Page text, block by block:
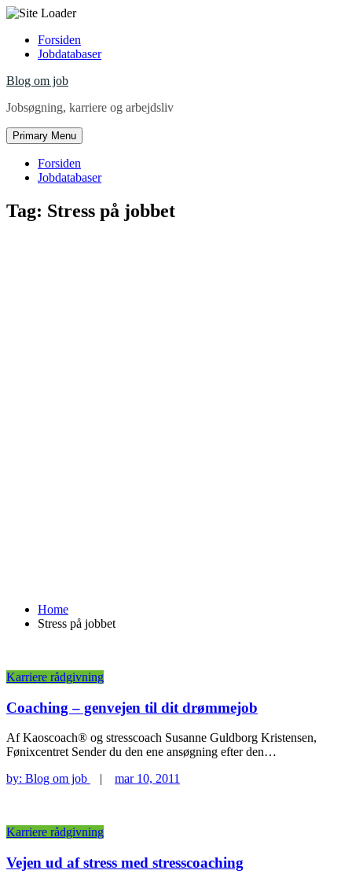
Skip
Forsiden
Jobdatabaser
Blog om job
Jobsøgning, karriere og arbejdsliv
Primary Menu
Forsiden
Jobdatabaser
Tag: Stress på jobbet
Home
Stress på jobbet
Karriere rådgivning
Coaching – genvejen til dit drømmejob
Af Kaoscoach® og stresscoach Susanne Guldborg Kristensen,
Fønixcentret Sender du den ene ansøgning efter den…
by: Blog om job | mar 10, 2011
Karriere rådgivning
Vejen ud af stress med stresscoaching